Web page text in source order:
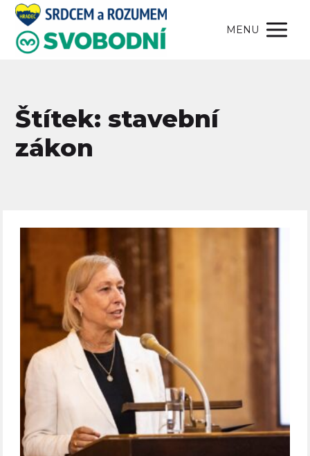
MENU
Štítek: stavební
zákon